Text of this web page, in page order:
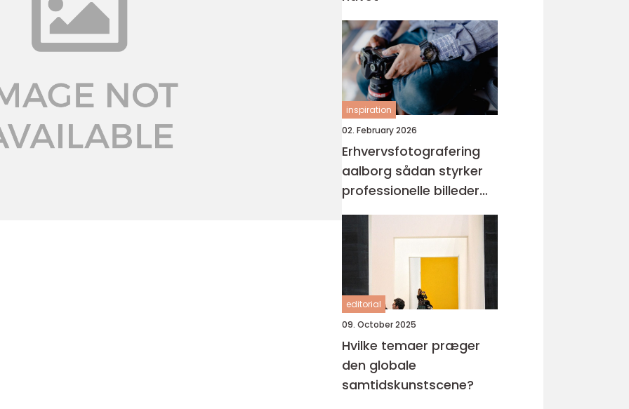
inspiration
02. February 2026
Erhvervsfotografering
aalborg sådan styrker
professionelle billeder
din virksomhed
editorial
09. October 2025
Hvilke temaer præger
den globale
samtidskunstscene?